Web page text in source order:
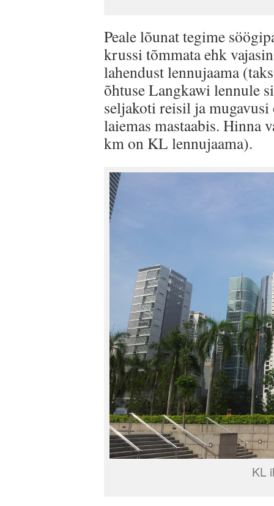
Peale lõunat tegime
krussi tõmmata ehk
lahendust lennujaama
õhtuse Langkawi lennule
seljakoti reisil ja
laiemas mastaabis. Hinna
km on KL lennujaama).
KL